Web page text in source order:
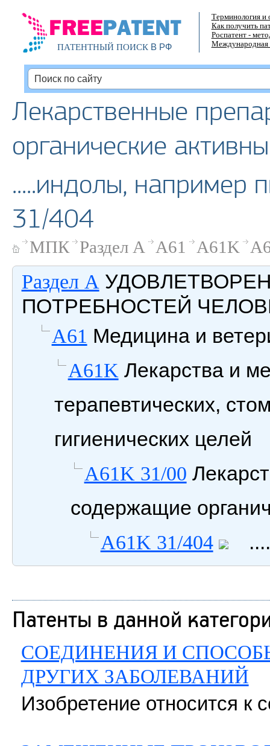
ПАТЕНТНЫЙ ПОИСКВ РФ
Терминология и
Как получить
Роспатент -
Международная
Лекарственные
органические
.....индолы, например
31/404
МПК Раздел A A61 A61K
Раздел A
ПОТРЕБНОСТЕЙ
A61 Медицина и
A61K Лекарства и
терапевтических,
гигиенических целей
A61K 31/00
содержащие
A61K 31/404
Патенты в данной
СОЕДИНЕНИЯ И
ДРУГИХ ЗАБОЛЕВАНИЙ
Изобретение относится